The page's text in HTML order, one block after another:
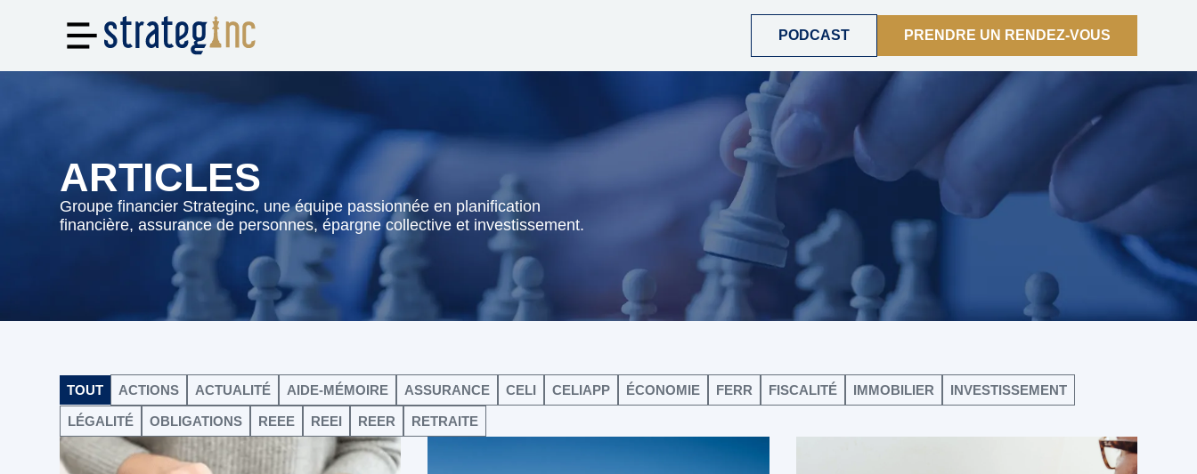
PODCAST PRENDRE UN RENDEZ-VOUS
ARTICLES
Groupe financier Strateginc, une équipe passionnée en planification
financière, assurance de personnes, épargne collective et investissement.
ACTIONS ACTUALITÉ AIDE-MÉMOIRE ASSURANCE CELI CELIAPP ÉCONOMIE FERR FISCALITÉ IMMOBILIER INVESTISSEMENT
LÉGALITÉ OBLIGATIONS REEE REEI REER RETRAITE
TOUT